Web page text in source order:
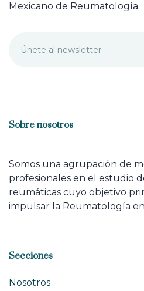
Mexicano de Reumatología.
Sobre nosotros
Somos una agrupación de
profesionales en el estudio
reumáticas cuyo objetivo
impulsar la Reumatología
Secciones
Nosotros